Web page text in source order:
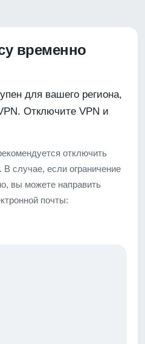
временно
для вашего региона,
Отключите VPN и
отключить
В случае, если ограничение
вы можете направить
почты: